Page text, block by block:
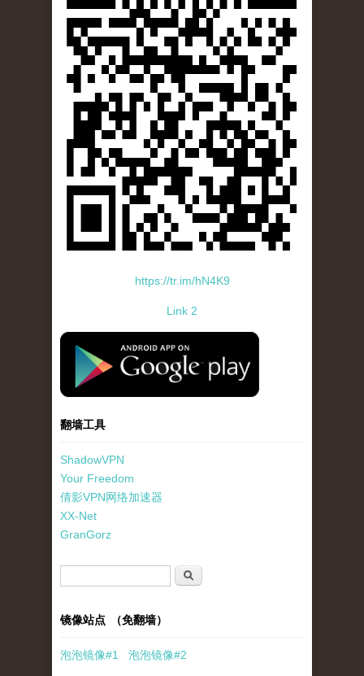
https://tr.im/hN4K9
Link 2
standard-icon-googleplay-app-store.png
翻墙工具
ShadowVPN
Your Freedom
倩影VPN网络加速器
XX-Net
GranGorz
搜索
镜像站点 （免翻墙）
泡泡镜像#1 泡泡镜像#2